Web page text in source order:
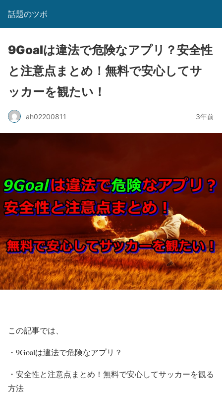
話題のツボ
9Goalは違法で危険なアプリ？安全性
と注意点まとめ！無料で安心してサ
ッカーを観たい！
ah02200811 3年前
この記事では、
・9Goalは違法で危険なアプリ？
・安全性と注意点まとめ！無料で安心してサッカーを観る
方法